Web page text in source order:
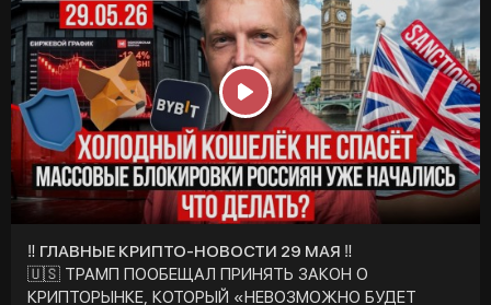
P
l
a
y
‼️ ГЛАВНЫЕ КРИПТО-НОВОСТИ 29 МАЯ ‼️
🇺🇸 ТРАМП ПООБЕЩАЛ ПРИНЯТЬ ЗАКОН О
КРИПТОРЫНКЕ, КОТОРЫЙ «НЕВОЗМОЖНО БУДЕТ